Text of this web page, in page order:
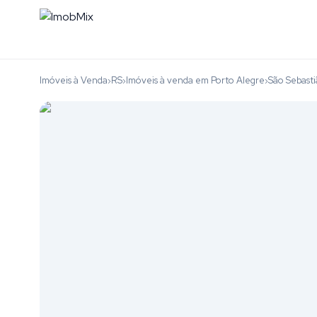
Imóveis à Venda›RS›Imóveis à venda em Porto Alegre›São